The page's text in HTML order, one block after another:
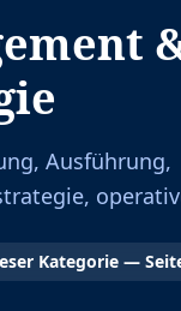
Ausführung,
Kategorie —